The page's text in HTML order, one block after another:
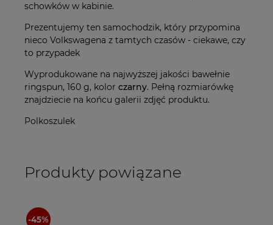
schowków w kabinie.
Prezentujemy ten samochodzik, który przypomina
nieco Volkswagena z tamtych czasów - ciekawe, czy
to przypadek
Wyprodukowane na najwyższej jakości bawełnie
ringspun, 160 g, kolor czarny. Pełną rozmiarówkę
znajdziecie na końcu galerii zdjęć produktu.
Polkoszulek
Produkty powiązane